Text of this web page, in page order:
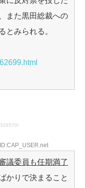
また黒田総裁への
とみられる。
議委員も任期満了
かりで決まること